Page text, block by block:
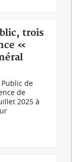
trois
«
de
de
2025 à